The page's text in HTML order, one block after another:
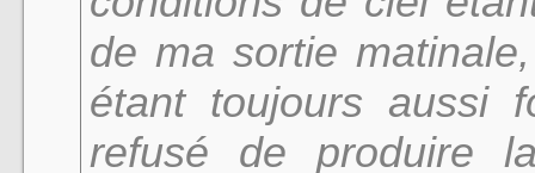
de ma sortie
étant toujours aussi
refusé de produire